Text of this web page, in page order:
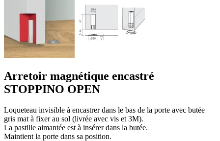
Arretoir magnétique encastré
STOPPINO OPEN
Loqueteau invisible à encastrer dans le bas de la porte avec butée
gris mat à fixer au sol (livrée avec vis et 3M).
La pastille aimantée est à insérer dans la butée.
Maintient la porte dans sa position.